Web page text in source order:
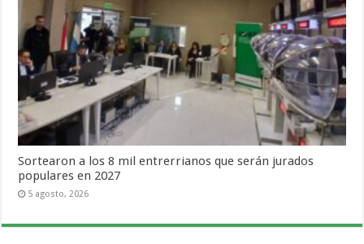
Sortearon a los 8 mil entrerrianos que serán jurados
populares en 2027
5 agosto, 2026